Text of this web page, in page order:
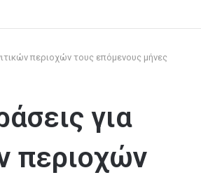
περιοχών τους επόμενους μήνες
για
περιοχών